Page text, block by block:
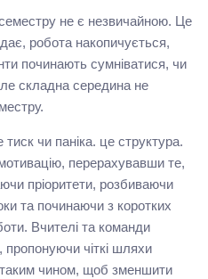
не є незвичайною. Це
робота накопичується,
починають сумніватися, чи
складна середина не
чи паніка. це структура.
перерахувавши те,
пріоритети, розбиваючи
та починаючи з коротких
Вчителі та команди
чіткі шляхи
таким чином, щоб зменшити